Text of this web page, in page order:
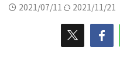
2021/07/11 2021/11/21